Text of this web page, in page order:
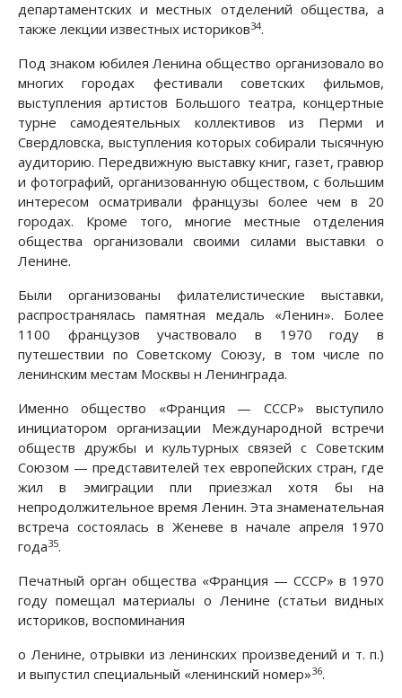
департаментских и местных отделений общества, а
также лекции известных историков34.
Под знаком юбилея Ленина общество организовало во
многих городах фестивали советских фильмов,
выступления артистов Большого театра, концертные
турне самодеятельных коллективов из Перми и
Свердловска, выступления которых собирали тысячную
аудиторию. Передвижную выставку книг, газет, гравюр
и фотографий, организованную обществом, с большим
интересом осматривали французы более чем в 20
городах. Кроме того, многие местные отделения
общества организовали своими силами выставки о
Ленине.
Были организованы филателистические выставки,
распространялась памятная медаль «Ленин». Более
1100 французов участвовало в 1970 году в
путешествии по Советскому Союзу, в том числе по
ленинским местам Москвы н Ленинграда.
Именно общество «Франция — СССР» выступило
инициатором организации Международной встречи
обществ дружбы и культурных связей с Советским
Союзом — представителей тех европейских стран, где
жил в эмиграции пли приезжал хотя бы на
непродолжительное время Ленин. Эта знаменательная
встреча состоялась в Женеве в начале апреля 1970
года35.
Печатный орган общества «Франция — СССР» в 1970
году помещал материалы о Ленине (статьи видных
историков, воспоминания
о Ленине, отрывки из ленинских произведений и т. п.)
и выпустил специальный «ленинский номер»36.